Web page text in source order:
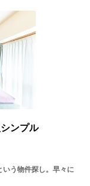
ンプル
いう物件探し。早々に